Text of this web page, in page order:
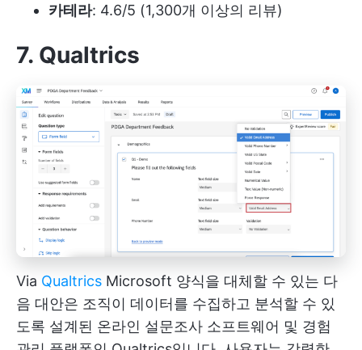
카테라: 4.6/5 (1,300개 이상의 리뷰)
7. Qualtrics
Via Qualtrics Microsoft 양식을 대체할 수 있는 다
음 대안은 조직이 데이터를 수집하고 분석할 수 있
도록 설계된 온라인 설문조사 소프트웨어 및 경험